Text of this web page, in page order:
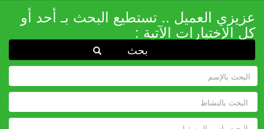
عزيزي العميل .. تستطيع البحث بـ أحد أو
كل الإختيارات الآتية :